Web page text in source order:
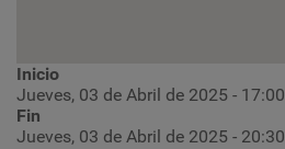
Inicio
Jueves, 03 de Abril de 2025 - 17:00
Fin
Jueves, 03 de Abril de 2025 - 20:30